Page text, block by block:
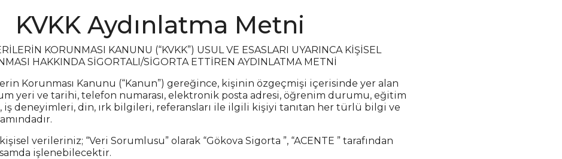
KVKK Aydınlatma Metni
KORUNMASI KANUNU (“KVKK”) USUL VE ESASLARI UYARINCA KİŞİSEL
HAKKINDA SİGORTALI/SİGORTA ETTİREN AYDINLATMA METNİ
Korunması Kanunu (“Kanun”) gereğince, kişinin özgeçmişi içerisinde yer alan
yeri ve tarihi, telefon numarası, elektronik posta adresi, öğrenim durumu, eğitim
iş deneyimleri, din, ırk bilgileri, referansları ile ilgili kişiyi tanıtan her türlü bilgi ve
verileriniz; “Veri Sorumlusu” olarak “Gökova Sigorta ”, “ACENTE ” tarafından
işlenebilecektir.